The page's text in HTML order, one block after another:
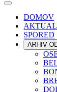
DOMOV
SPORED
ARHIV